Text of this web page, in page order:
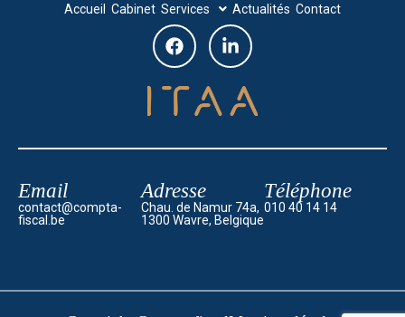
Accueil Cabinet Services Actualités Contact
Email
contact@compta-
fiscal.be
Adresse
Chau. de Namur 74a,
1300 Wavre, Belgique
Téléphone
010 40 14 14